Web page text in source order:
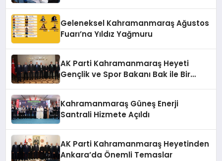
Geleneksel Kahramanmaraş Ağustos
Fuarı’na Yıldız Yağmuru
AK Parti Kahramanmaraş Heyeti
Gençlik ve Spor Bakanı Bak ile Bir
Kahramanmaraş Güneş Enerji
Santrali Hizmete Açıldı
AK Parti Kahramanmaraş Heyetinden
Ankara’da Önemli Temaslar